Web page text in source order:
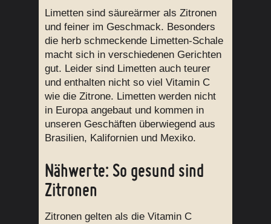
Limetten sind säureärmer als Zitronen
und feiner im Geschmack. Besonders
die herb schmeckende Limetten-Schale
macht sich in verschiedenen Gerichten
gut. Leider sind Limetten auch teurer
und enthalten nicht so viel Vitamin C
wie die Zitrone. Limetten werden nicht
in Europa angebaut und kommen in
unseren Geschäften überwiegend aus
Brasilien, Kalifornien und Mexiko.
Nähwerte: So gesund sind
Zitronen
Zitronen gelten als die Vitamin C